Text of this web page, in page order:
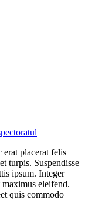
placerat felis
turpis. Suspendisse
ipsum. Integer
maximus eleifend.
quis commodo